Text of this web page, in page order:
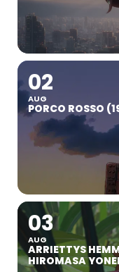
02
AUG
PORCO ROSSO
03
AUG
ARRIETTYS
HIROMASA